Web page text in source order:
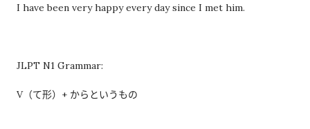
再携带了。 工作人员告诉我： 資格証明書并不是第一次提交之后
领取了新的入札仕様書。 不过，对方也明确说明： 今后每一次领
须记住的一项固定流程。 整个过程其实没有想象中困难 在出发之
I have been very happy every day since I met him.
JLPT N1 Grammar:
V（て形）+ からというもの